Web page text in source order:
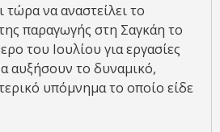
τώρα να αναστείλει το
παραγωγής στη Σαγκάη το
του Ιουλίου για εργασίες
αυξήσουν το δυναμικό,
υπόμνημα το οποίο είδε